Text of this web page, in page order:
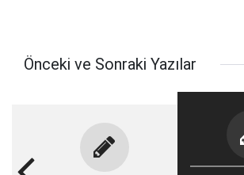
Önceki ve Sonraki Yazılar